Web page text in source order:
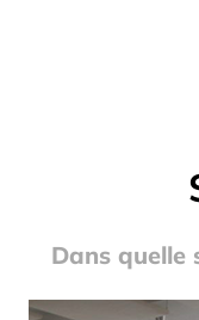
Dans quelle